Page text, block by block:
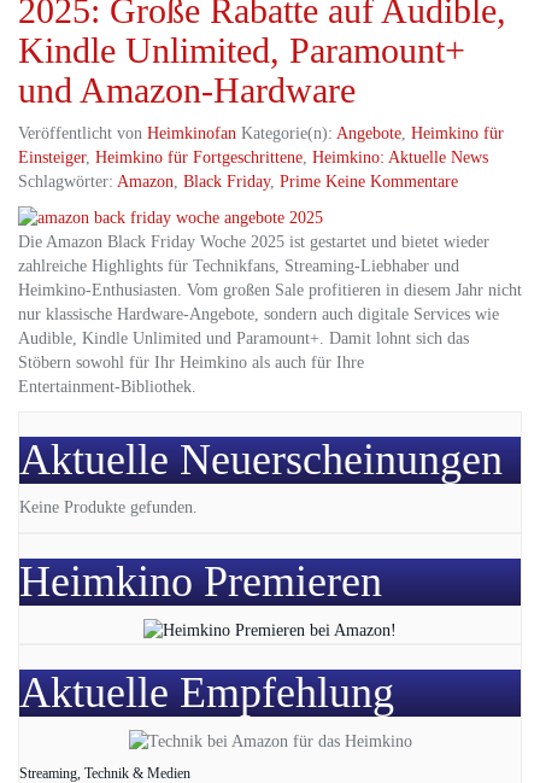
2025: Große Rabatte auf Audible,
Kindle Unlimited, Paramount+
und Amazon‑Hardware
Veröffentlicht von Heimkinofan Kategorie(n): Angebote, Heimkino für
Einsteiger, Heimkino für Fortgeschrittene, Heimkino: Aktuelle News
Schlagwörter: Amazon, Black Friday, Prime Keine Kommentare
Die Amazon Black Friday Woche 2025 ist gestartet und bietet wieder
zahlreiche Highlights für Technikfans, Streaming-Liebhaber und
Heimkino-Enthusiasten. Vom großen Sale profitieren in diesem Jahr nicht
nur klassische Hardware-Angebote, sondern auch digitale Services wie
Audible, Kindle Unlimited und Paramount+. Damit lohnt sich das
Stöbern sowohl für Ihr Heimkino als auch für Ihre
Entertainment‑Bibliothek.
Aktuelle Neuerscheinungen
Keine Produkte gefunden.
Heimkino Premieren
Aktuelle Empfehlung
Streaming, Technik & Medien